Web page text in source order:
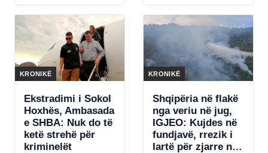
kabinë elektrike
KRONIKË
Ekstradimi i Sokol
Hoxhës, Ambasada
e SHBA: Nuk do të
ketë strehë për
kriminelët
KRONIKË
Shqipëria në flakë
nga veriu në jug,
IGJEO: Kujdes në
fundjavë, rrezik i
lartë për zjarre në